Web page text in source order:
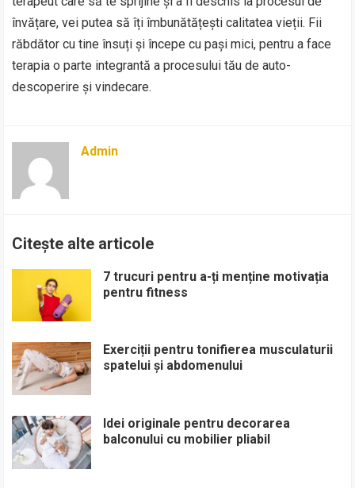
învățare, vei putea să îți îmbunătățești calitatea vieții. Fii
răbdător cu tine însuți și începe cu pași mici, pentru a face
terapia o parte integrantă a procesului tău de auto-
descoperire și vindecare.
Admin
Citește alte articole
7 trucuri pentru a-ți menține motivația
pentru fitness
Exerciții pentru tonifierea musculaturii
spatelui și abdomenului
Idei originale pentru decorarea
balconului cu mobilier pliabil